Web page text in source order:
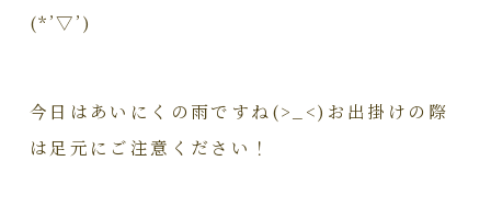
(*’▽’)
今日はあいにくの雨ですね(>_<)お出掛けの際
は足元にご注意ください！